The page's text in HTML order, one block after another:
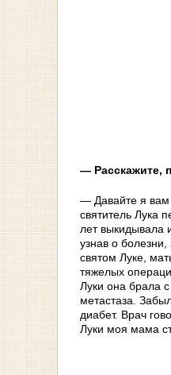
— Расскажите,
— Давайте я вам
святитель Лука
лет выкидывала
узнав о болезни,
святом Луке,
тяжелых
Луки она брала
метастаза.
диабет. Врач
Луки моя мама